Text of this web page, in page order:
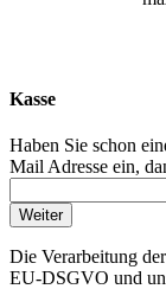
Kasse
Haben Sie schon
Mail Adresse ein,
Weiter
Die Verarbeitung
EU-DSGVO und